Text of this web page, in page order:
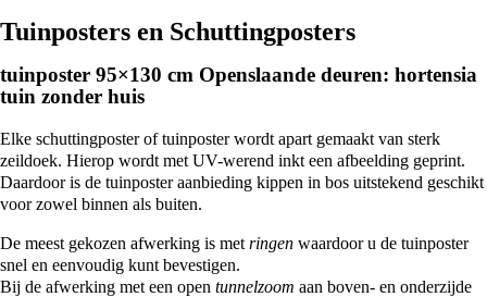
Tuinposters en Schuttingposters
tuinposter 95×130 cm Openslaande deuren: hortensia
tuin zonder huis
Elke schuttingposter of tuinposter wordt apart gemaakt van sterk
zeildoek. Hierop wordt met UV-werend inkt een afbeelding geprint.
Daardoor is de tuinposter aanbieding kippen in bos uitstekend geschikt
voor zowel binnen als buiten.
De meest gekozen afwerking is met ringen waardoor u de tuinposter
snel en eenvoudig kunt bevestigen.
Bij de afwerking met een open tunnelzoom aan boven- en onderzijde